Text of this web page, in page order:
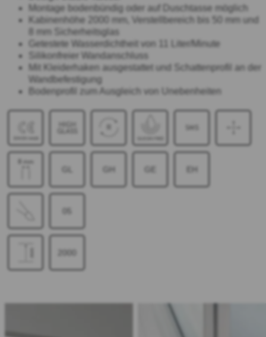
Montage bodenbündig oder auf Duschtasse möglich
Kabinenhöhe 2000 mm, Verstellbereich bis 50 mm und
8 mm Sicherheitsglas
Getestete Wasserdichtheit von 11 Liter/Minute
Silikonfreier Wandanschluss
Mit Kleiderhaken ausgestattet und Schattenprofil an der
Wandbefestigung
Bodenprofil zum Ausgleich von Unebenheiten
GL GH GE EH
05
2000